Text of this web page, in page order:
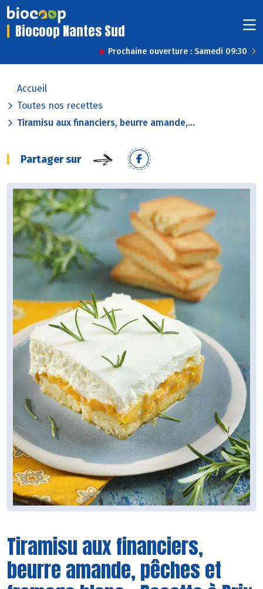
Biocoop Nantes Sud
Prochaine ouverture : Samedi 09:30
Accueil
Toutes nos recettes
Tiramisu aux financiers, beurre amande,...
Partager sur
Tiramisu aux financiers,
beurre amande, pêches et